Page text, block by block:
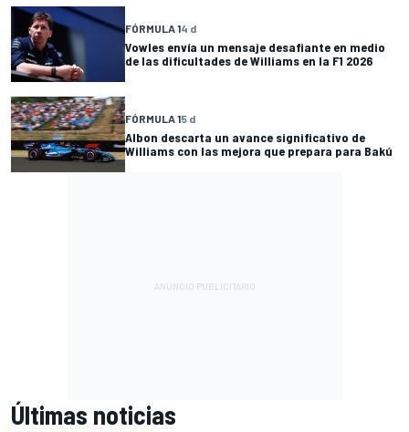
FÓRMULA 14 d
Vowles envía un mensaje desafiante en medio
de las dificultades de Williams en la F1 2026
FÓRMULA 15 d
Albon descarta un avance significativo de
Williams con las mejora que prepara para Bakú
Últimas noticias